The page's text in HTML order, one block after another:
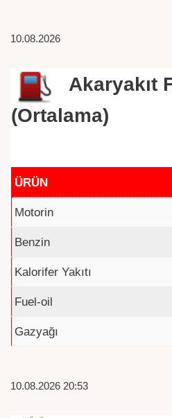
10.08.2026
Akaryakıt
(Ortalama)
ÜRÜN
Motorin
Benzin
Kalorifer Yakıtı
Fuel-oil
Gazyağı
10.08.2026 20:53